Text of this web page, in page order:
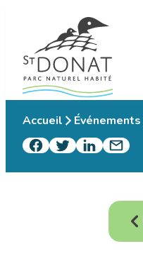
contenu
Accueil Événements